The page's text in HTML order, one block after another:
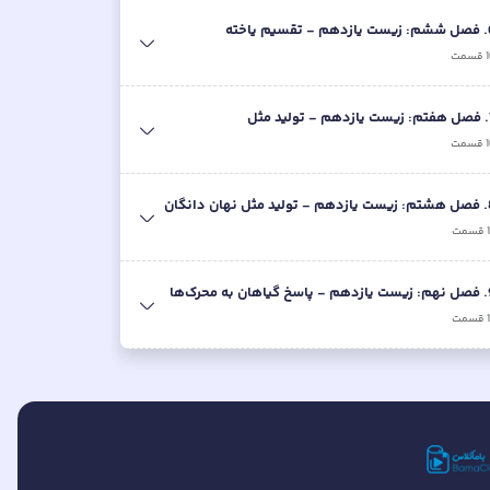
.فصل ششم: زیست یازدهم - تقسیم یاخته
قسمت
.فصل هفتم: زیست یازدهم - تولید مثل
قسمت
.فصل هشتم: زیست یازدهم - تولید مثل نهان دانگان
قسمت
.فصل نهم: زیست یازدهم - پاسخ گیاهان به محرک‌ها
قسمت